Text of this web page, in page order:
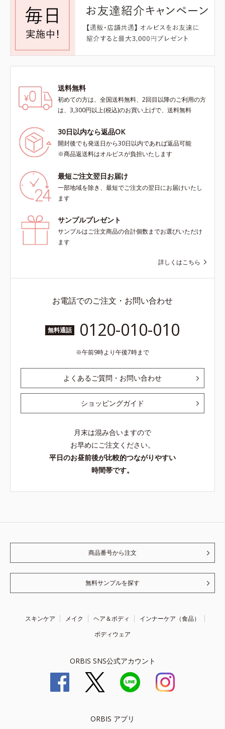
送料無料
初めての方は、全国送料無料、2回目以降のご利用の方
は、3,300円以上(税込)のお買い上げで、送料無料
30日以内なら返品OK
開封後でも発送日から30日以内であれば返品可能
※商品返送料はオルビスが負担いたします
最短ご注文翌日お届け
一部地域を除き、最短でご注文の翌日にお届けいたし
ます
サンプルプレゼント
サンプルはご注文商品の合計個数までお選びいただけ
ます
詳しくはこちら
お電話でのご注文・お問い合わせ
無料通話 0120-010-010
午前9時より午後7時まで
よくあるご質問・お問い合わせ
ショッピングガイド
月末は混み合いますので
お早めにご注文ください。
平日のお昼前後が比較的つながりやすい
時間帯です。
商品番号から注文
無料サンプルを探す
スキンケア メイク ヘア＆ボディ
インナーケア（食品）
ボディウェア
ORBIS SNS公式アカウント
ORBIS アプリ